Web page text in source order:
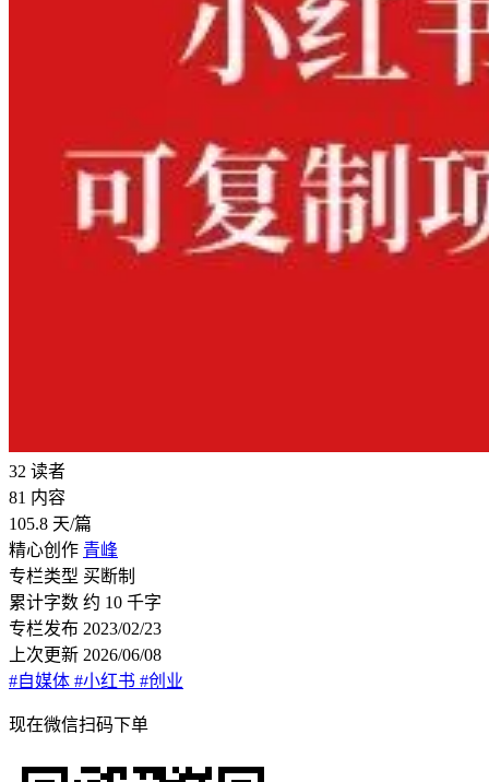
32 读者
81 内容
105.8 天/篇
精心创作 青峰
专栏类型 买断制
累计字数 约 10 千字
专栏发布 2023/02/23
上次更新 2026/06/08
#自媒体 #小红书 #创业
现在微信扫码下单